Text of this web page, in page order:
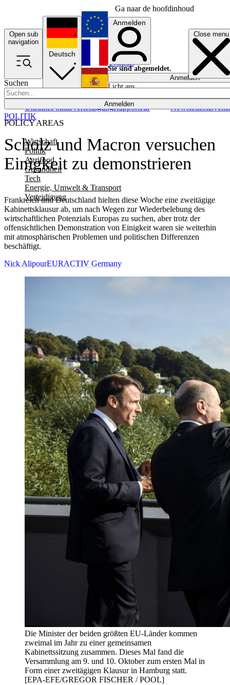
Ga naar de hoofdinhoud
Open sub
navigation
Close menu
Suchen
Anmelden
POLICY AREAS
Wirtschaft
Politik
Agrifood
Gesundheit
Tech
Energie, Umwelt & Transport
Verteidigung
UkrainePolitikVerteidigungRapporteur NewslettersEvents
Deutsch
English
Français
Anmelden
Sie sind abgemeldet.
Anmelden
Licht aus
Scholz und Macron versuchen
Einigkeit zu demonstrieren
Frankreich und Deutschland hielten diese Woche eine zweitägige
Kabinettsklausur ab, um nach Wegen zur Wiederbelebung des
wirtschaftlichen Potenzials Europas zu suchen, aber trotz der
offensichtlichen Demonstration von Einigkeit waren sie weiterhin
mit atmosphärischen Problemen und politischen Differenzen
beschäftigt.
POLITIK
Nick AlipourEURACTIV Germany
Die Minister der beiden größten EU-Länder kommen
zweimal im Jahr zu einer gemeinsamen
Kabinettssitzung zusammen. Dieses Mal fand die
Versammlung am 9. und 10. Oktober zum ersten Mal in
Form einer zweitägigen Klausur in Hamburg statt.
[EPA-EFE/GREGOR FISCHER / POOL]